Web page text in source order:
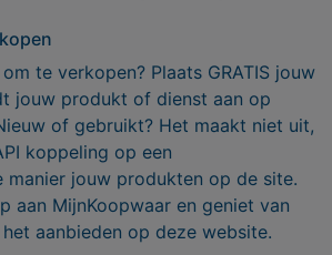
te verkopen? Plaats GRATIS jouw
jouw produkt of dienst aan op
of gebruikt? Het maakt niet uit,
koppeling op een
manier jouw produkten op de site.
aan MijnKoopwaar en geniet van
aanbieden op deze website.